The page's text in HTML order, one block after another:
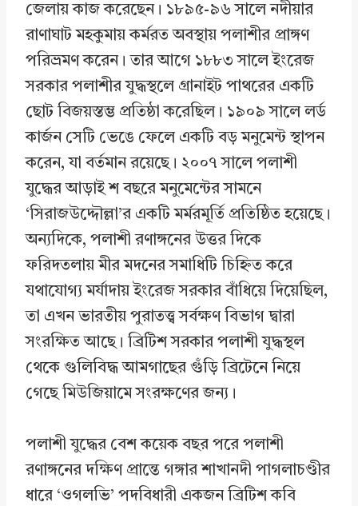
জেলায় কাজ করেছেন। ১৮৯৫-৯৬ সালে নদীয়ার
রাণাঘাট মহকুমায় কর্মরত অবস্থায় পলাশীর প্রাঙ্গণ
পরিভ্রমণ করেন। তার আগে ১৮৮৩ সালে ইংরেজ
সরকার পলাশীর যুদ্ধস্থলে গ্রানাইট পাথরের একটি
ছোট বিজয়স্তম্ভ প্রতিষ্ঠা করেছিল। ১৯০৯ সালে লর্ড
কার্জন সেটি ভেঙে ফেলে একটি বড় মনুমেন্ট স্থাপন
করেন, যা বর্তমান রয়েছে। ২০০৭ সালে পলাশী
যুদ্ধের আড়াই শ বছরে মনুমেন্টের সামনে
‘সিরাজউদ্দৌল্লা’র একটি মর্মরমূর্তি প্রতিষ্ঠিত হয়েছে।
অন্যদিকে, পলাশী রণাঙ্গনের উত্তর দিকে
ফরিদতলায় মীর মদনের সমাধিটি চিহ্নিত করে
যথাযোগ্য মর্যাদায় ইংরেজ সরকার বাঁধিয়ে দিয়েছিল,
তা এখন ভারতীয় পুরাতত্ত্ব সর্বক্ষণ বিভাগ দ্বারা
সংরক্ষিত আছে। ব্রিটিশ সরকার পলাশী যুদ্ধস্থল
থেকে গুলিবিদ্ধ আমগাছের গুঁড়ি ব্রিটেনে নিয়ে
গেছে মিউজিয়ামে সংরক্ষণের জন্য।
পলাশী যুদ্ধের বেশ কয়েক বছর পরে পলাশী
রণাঙ্গনের দক্ষিণ প্রান্তে গঙ্গার শাখানদী পাগলাচণ্ডীর
ধারে ‘ওগলভি’ পদবিধারী একজন ব্রিটিশ কবি